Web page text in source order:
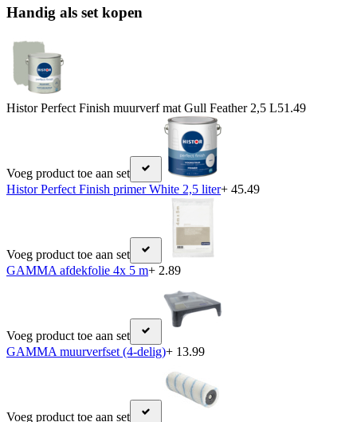
Handig als set kopen
Histor Perfect Finish muurverf mat Gull Feather 2,5 L51.49
Voeg product toe aan set
Histor Perfect Finish primer White 2,5 liter+ 45.49
Voeg product toe aan set
GAMMA afdekfolie 4x 5 m+ 2.89
Voeg product toe aan set
GAMMA muurverfset (4-delig)+ 13.99
Voeg product toe aan set